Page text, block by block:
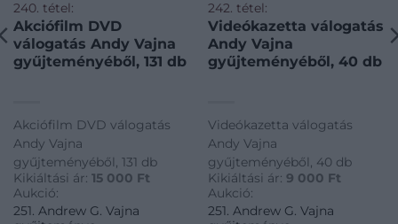
240. tétel:
Akciófilm DVD
válogatás Andy Vajna
gyűjteményéből, 131 db
Akciófilm DVD válogatás
Andy Vajna
gyűjteményéből, 131 db
Kikiáltási ár: 15 000 Ft
Aukció:
251. Andrew G. Vajna
242. tétel:
Videókazetta válogatás
Andy Vajna
gyűjteményéből, 40 db
Videókazetta válogatás
Andy Vajna
gyűjteményéből, 40 db
Kikiáltási ár: 9 000 Ft
Aukció:
251. Andrew G. Vajna